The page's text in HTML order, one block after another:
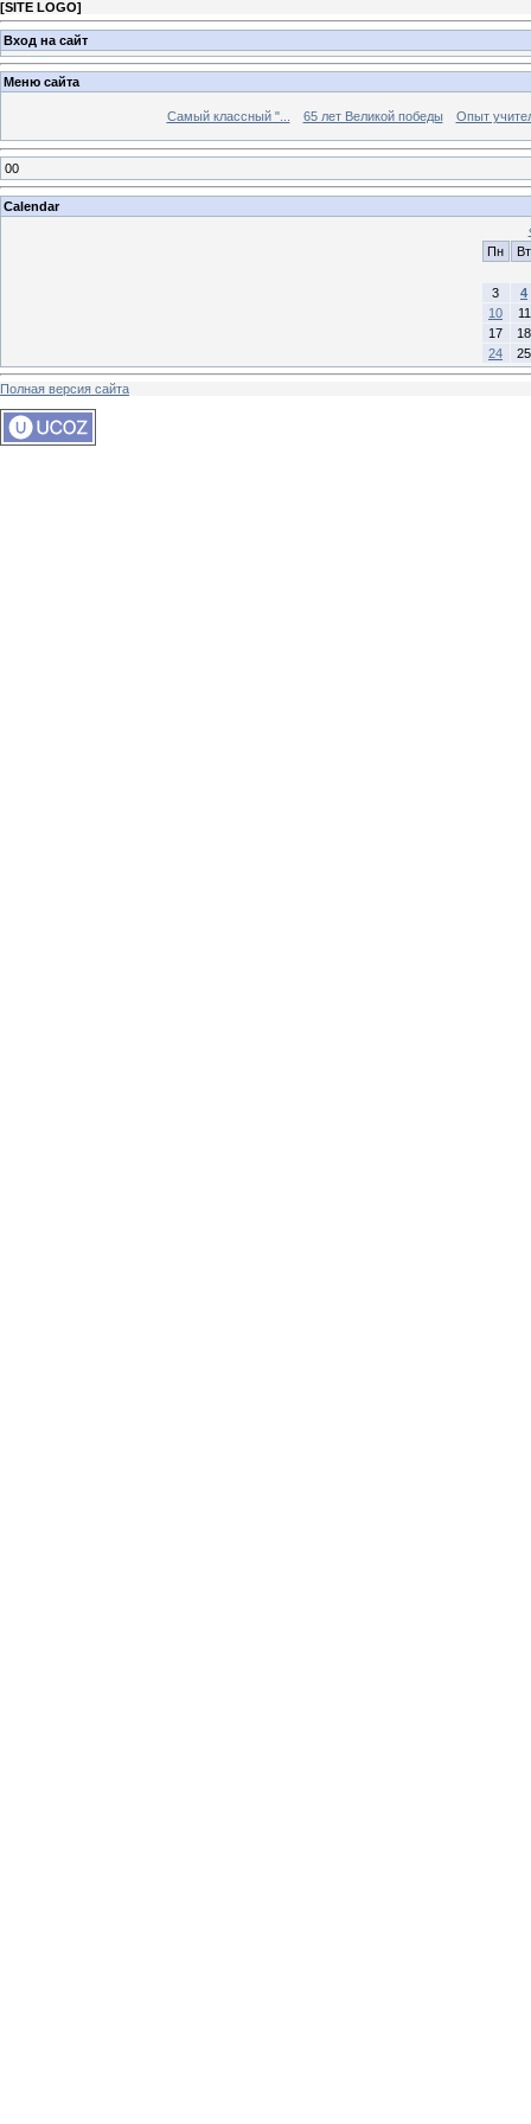
[SITE LOGO]
Вход на сайт
Меню сайта
Самый классный "... 65 лет Великой победы Опыт
00
Calendar
Пн
Вт
3
4
10
11
17
18
24
25
Полная версия сайта